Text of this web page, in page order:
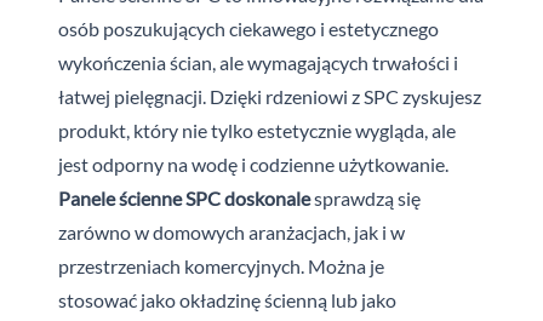
osób poszukujących ciekawego i estetycznego
wykończenia ścian, ale wymagających trwałości i
łatwej pielęgnacji. Dzięki rdzeniowi z SPC zyskujesz
produkt, który nie tylko estetycznie wygląda, ale
jest odporny na wodę i codzienne użytkowanie.
Panele ścienne SPC doskonalesprawdzą się
zarówno w domowych aranżacjach, jak i w
przestrzeniach komercyjnych. Można je
stosować jako okładzinę ścienną lub jako